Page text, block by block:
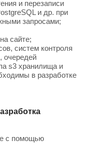
и перезаписи
и др. при
запросами;
сайте;
систем контроля
очередей
s3 хранилища и
в разработке
с помощью